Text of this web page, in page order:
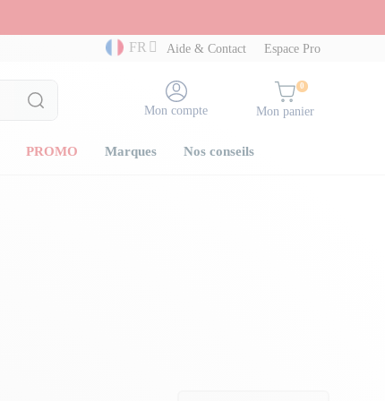
FR
Aide & Contact Espace Pro
Mon compte
0
Mon panier
PROMO Marques Nos conseils